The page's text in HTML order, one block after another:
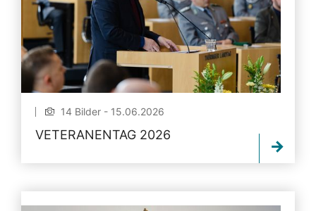
14 Bilder - 15.06.2026
VETERANENTAG 2026